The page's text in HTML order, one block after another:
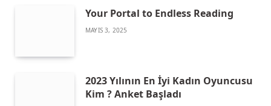
Your Portal to Endless Reading
MAYIS 3, 2025
2023 Yılının En İyi Kadın Oyuncusu
Kim ? Anket Başladı